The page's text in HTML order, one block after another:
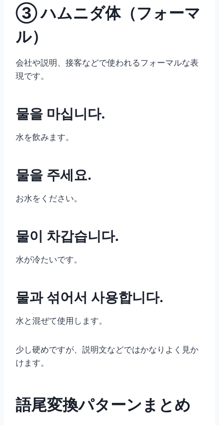
③ ハムニダ体（フォーマ
ル）
会社や説明、接客などで使われるフォーマルな表
現です。
물을 마십니다.
水を飲みます。
물을 주세요.
お水をください。
물이 차갑습니다.
水が冷たいです。
물과 섞어서 사용합니다.
水と混ぜて使用します。
少し硬めですが、説明文などではかなりよく見か
けます。
語尾変換パターンまとめ